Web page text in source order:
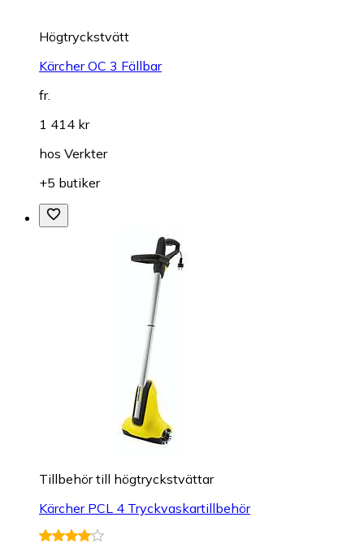
Högtryckstvätt
Kärcher OC 3 Fällbar
fr.
1 414 kr
hos Verkter
+5 butiker
Tillbehör till högtryckstvättar
Kärcher PCL 4 Tryckvaskartillbehör